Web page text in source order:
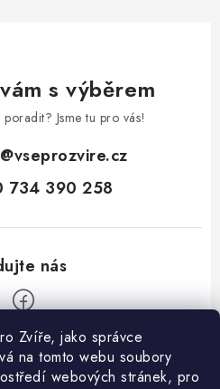
Zvíře, jako správce
na tomto webu soubory
webových stránek, pro
s výběrem
Jsme tu pro vás!
@vseprozvire.cz
734 390 258